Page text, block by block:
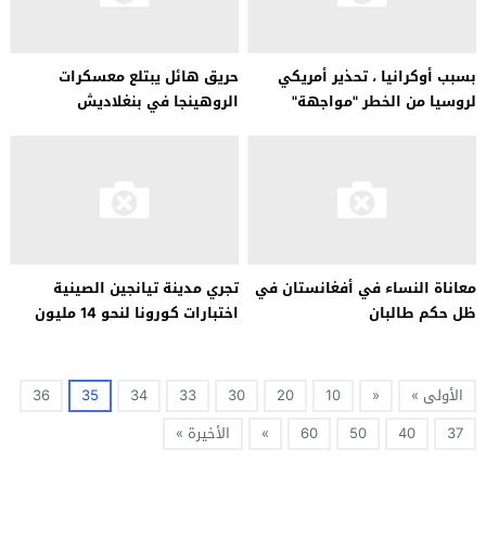
بسبب أوكرانيا ، تحذير أمريكي
لروسيا من الخطر "مواجهة"
حريق هائل يبتلع معسكرات
الروهينجا في بنغلاديش
معاناة النساء في أفغانستان في
ظل حكم طالبان
تجري مدينة تيانجين الصينية
اختبارات كورونا لنحو 14 مليون
الأولى » «
10
20
30
33
34
35
36
37
40
50
60
» الأخيرة »